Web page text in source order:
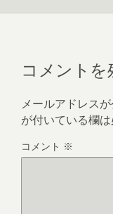
コメントを
メールアドレス
が付いている欄
コメント ※